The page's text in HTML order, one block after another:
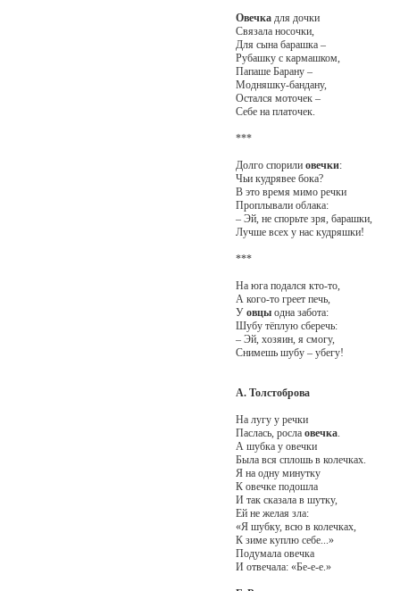
Овечкадля дочки
Связала носочки,
Для сына барашка –
Рубашку с кармашком,
Папаше Барану –
Модняшку-бандану,
Остался моточек –
Себе на платочек.
***
Долго спорили овечки:
Чьи кудрявее бока?
В это время мимо речки
Проплывали облака:
– Эй, не спорьте зря, барашки,
Лучше всех у нас кудряшки!
***
На юга подался кто-то,
А кого-то греет печь,
У овцыодна забота:
Шубу тёплую сберечь:
– Эй, хозяин, я смогу,
Снимешь шубу – убегу!
А. Толстоброва
На лугу у речки
Паслась, росла овечка.
А шубка у овечки
Была вся сплошь в колечках.
Я на одну минутку
К овечке подошла
И так сказала в шутку,
Ей не желая зла:
«Я шубку, всю в колечках,
К зиме куплю себе...»
Подумала овечка
И отвечала: «Бе-е-е.»